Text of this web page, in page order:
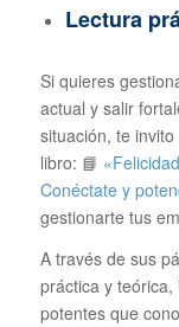
Lectura
Si quieres
actual y salir
situación, te
libro: 📘
Conéctate y
gestionarte tus
A través de sus
práctica y
potentes que